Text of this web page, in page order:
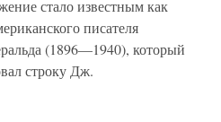
стало известным как
писателя
(1896—1940), который
строку Дж.